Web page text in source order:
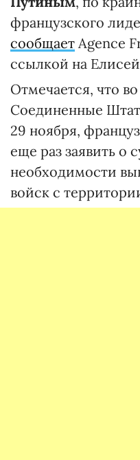
французского
сообщает Agence
ссылкой на
Отмечается, что
Соединенные
29 ноября,
еще раз заявить о
необходимости
войск с